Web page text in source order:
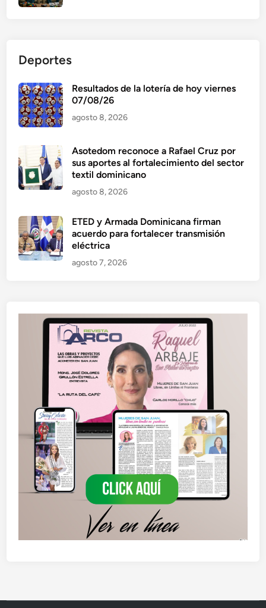
Deportes
Resultados de la lotería de hoy viernes
07/08/26
agosto 8, 2026
Asotedom reconoce a Rafael Cruz por
sus aportes al fortalecimiento del sector
textil dominicano
agosto 8, 2026
ETED y Armada Dominicana firman
acuerdo para fortalecer transmisión
eléctrica
agosto 7, 2026